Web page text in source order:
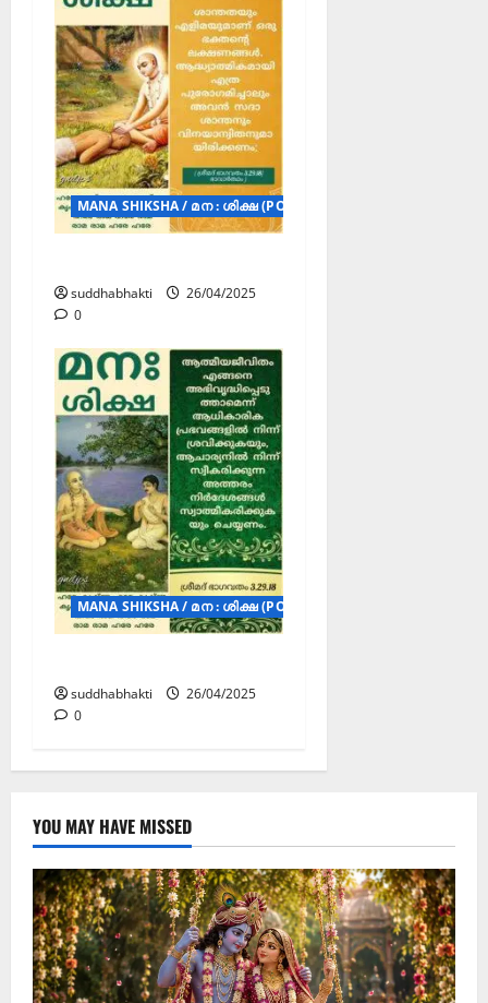
MANA SHIKSHA / മന : ശിക്ഷ (POSTERS)
suddhabhakti
26/04/2025
0
MANA SHIKSHA / മന : ശിക്ഷ (POSTERS)
suddhabhakti
26/04/2025
0
YOU MAY HAVE MISSED